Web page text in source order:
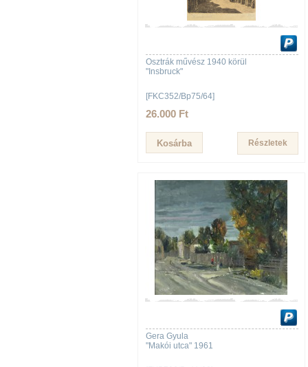
Osztrák művész 1940 körül
"Insbruck"
[FKC352/Bp75/64]
26.000 Ft
Részletek
Gera Gyula
"Makói utca" 1961